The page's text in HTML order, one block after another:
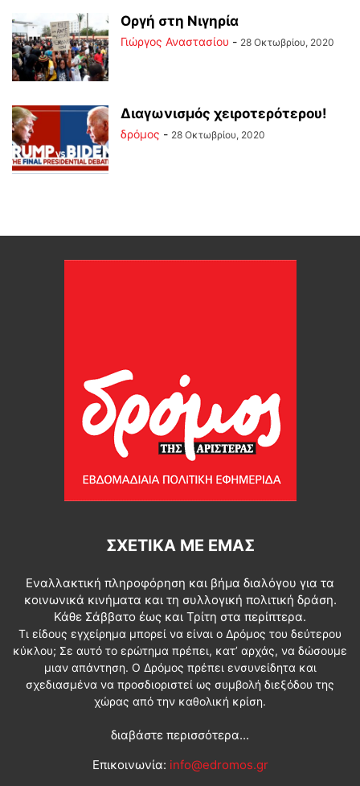
Οργή στη Νιγηρία
Γιώργος Αναστασίου - 28 Οκτωβρίου, 2020
Διαγωνισμός χειροτερότερου!
δρόμος - 28 Οκτωβρίου, 2020
ΣΧΕΤΙΚΆ ΜΕ ΕΜΆΣ
Εναλλακτική πληροφόρηση και βήμα διαλόγου για τα
κοινωνικά κινήματα και τη συλλογική πολιτική δράση.
Κάθε Σάββατο έως και Τρίτη στα περίπτερα.
Τι είδους εγχείρημα μπορεί να είναι ο Δρόμος του δεύτερου
κύκλου; Σε αυτό το ερώτημα πρέπει, κατ’ αρχάς, να δώσουμε
μιαν απάντηση. Ο Δρόμος πρέπει ενσυνείδητα και
σχεδιασμένα να προσδιοριστεί ως συμβολή διεξόδου της
χώρας από την καθολική κρίση.
διαβάστε περισσότερα...
Επικοινωνία: info@edromos.gr